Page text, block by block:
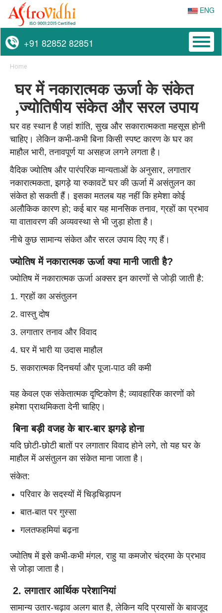
ENG
+91 82852 82851
Toggle
Home
घर में नकारात्मक ऊर्जा के संकेत
,ज्योतिषीय संकेत और सरल उपाय
घर वह स्थान है जहां शांति, सुख और सकारात्मकता महसूस होनी
चाहिए। लेकिन कभी-कभी बिना किसी स्पष्ट कारण के घर का
माहौल भारी, तनावपूर्ण या असहज लगने लगता है।
वैदिक ज्योतिष और पारंपरिक मान्यताओं के अनुसार, लगातार
नकारात्मकता, झगड़े या रुकावटें घर की ऊर्जा में असंतुलन का
संकेत हो सकती हैं। इसका मतलब यह नहीं कि हमेशा कोई
अलौकिक कारण हो; कई बार यह मानसिक तनाव, ग्रहों का प्रभाव
या वातावरण की अव्यवस्था से भी जुड़ा होता है।
नीचे कुछ सामान्य संकेत और सरल उपाय दिए गए हैं।
ज्योतिष में नकारात्मक ऊर्जा क्या मानी जाती है?
ज्योतिष में नकारात्मक ऊर्जा अक्सर इन कारणों से जोड़ी जाती है:
ग्रहों का असंतुलन
वास्तु दोष
लगातार तनाव और विवाद
घर में भारी या उदास माहौल
सकारात्मक दिनचर्या और पूजा-पाठ की कमी
यह केवल एक संकेतात्मक दृष्टिकोण है; व्यावहारिक कारणों को
हमेशा प्राथमिकता देनी चाहिए।
बिना बड़ी वजह के बार-बार झगड़े होना
यदि छोटी-छोटी बातों पर लगातार विवाद होने लगे, तो यह घर के
माहौल में असंतुलन का संकेत माना जाता है।
संकेत:
परिवार के सदस्यों में चिड़चिड़ापन
बात-बात पर गुस्सा
गलतफहमियां बढ़ना
ज्योतिष में इसे कभी-कभी मंगल, राहु या कमजोर चंद्रमा के प्रभाव
से जोड़ा जाता है।
2. लगातार आर्थिक परेशानियां
सामान्य उतार-चढ़ाव अलग बात है, लेकिन यदि प्रयासों के बावजूद